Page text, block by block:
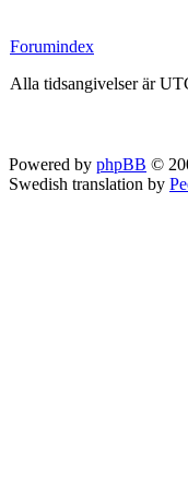
Forumindex
Alla tidsangivelser är
Powered by phpBB ©
Swedish translation by